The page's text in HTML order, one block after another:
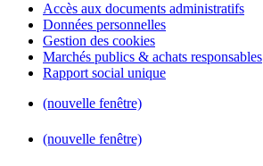
Accès aux documents administratifs
Données personnelles
Gestion des cookies
Marchés publics & achats responsables
Rapport social unique
(nouvelle fenêtre)
(nouvelle fenêtre)